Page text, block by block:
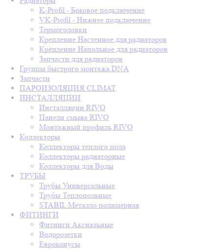
K-Profil - Боковое подключение
VK-Profil - Нижнее подключение
Термоголовки
Крепление Настенное для радиаторов
Крепление Напольное для радиаторов
Запчасти для радиаторов
Группы быстрого монтажа DNA
Запчасти
ПАРОИЗОЛЯЦИЯ CLIMAT
ИНСТАЛЛЯЦИИ
Инсталляции RIVO
Панели смыва RIVO
Монтажный профиль RIVO
Коллекторы
Коллекторы теплого пола
Коллекторы радиаторные
Коллекторы для Воды
ТРУБЫ
Трубы Универсальные
Трубы Теплопольные
STABIL Металло полимерная
ФИТИНГИ
Фитинги Аксиальные
Водорозетки
Евроконусы